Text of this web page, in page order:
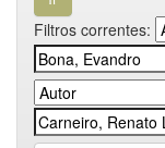
Filtros correntes: